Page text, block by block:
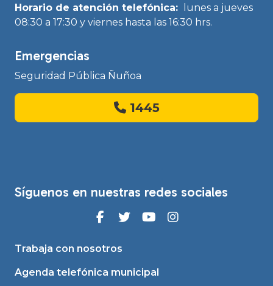
Horario de atención telefónica:
lunes a jueves
08:30 a 17:30 y viernes hasta las 16:30 hrs.
Emergencias
Seguridad Pública Ñuñoa
1445
Síguenos en nuestras redes sociales
Trabaja con nosotros
Agenda telefónica municipal